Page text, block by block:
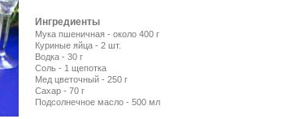
Ингредиенты
Мука пшеничная - около 400 г
Куриные яйца - 2 шт.
Водка - 30 г
Соль - 1 щепотка
Мед цветочный - 250 г
Сахар - 70 г
Подсолнечное масло - 500 мл